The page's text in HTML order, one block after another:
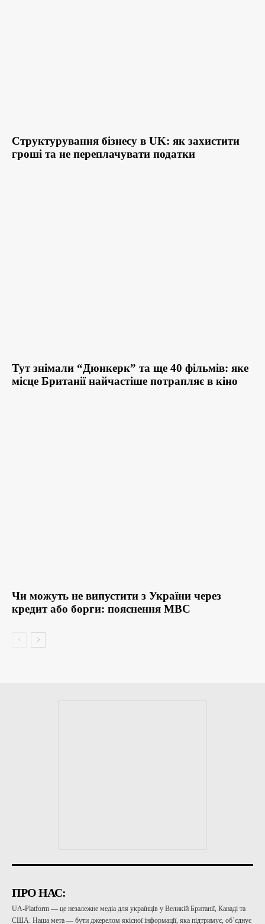
Структурування бізнесу в UK: як захистити
гроші та не переплачувати податки
Тут знімали “Дюнкерк” та ще 40 фільмів: яке
місце Британії найчастіше потрапляє в кіно
Чи можуть не випустити з України через
кредит або борги: пояснення МВС
ПРО НАС:
UA-Platform — це незалежне медіа для українців у Великій Британії, Канаді та
США. Наша мета — бути джерелом якісної інформації, яка підтримує, об’єднує